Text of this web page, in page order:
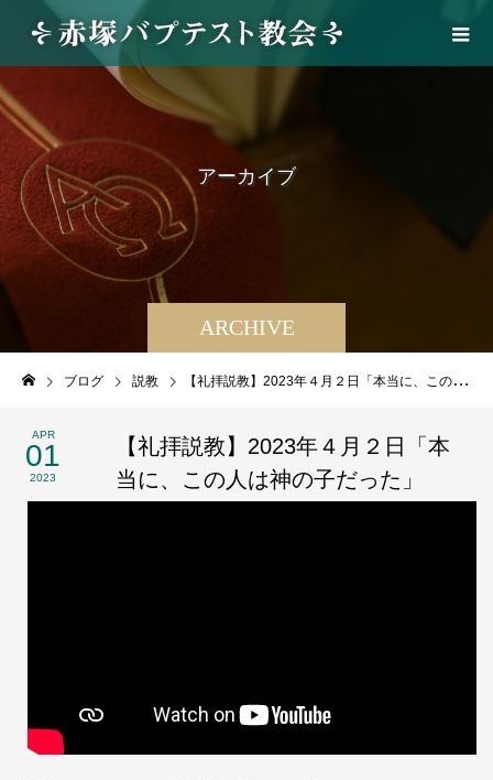
ARCHIVE
アーカイブ
ブログ 説教 【礼拝説教】2023年４月２日「本当に、この人は神の子だった」
APR
01
2023
【礼拝説教】2023年４月２日「本
当に、この人は神の子だった」